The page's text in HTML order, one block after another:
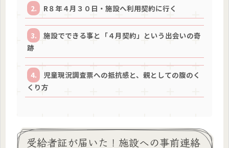
R８年４月３０日・施設へ利用契約に行く
施設でできる事と「４月契約」という出会いの奇
跡
児童現況調査票への抵抗感と、親としての腹のく
くり方
受給者証が届いた！施設への事前連絡